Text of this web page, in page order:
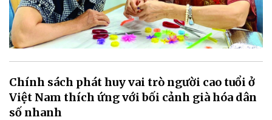
Chính sách phát huy vai trò người cao tuổi ở
Việt Nam thích ứng với bối cảnh già hóa dân
số nhanh